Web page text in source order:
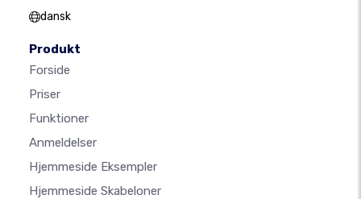
dansk
Produkt
Forside
Priser
Funktioner
Anmeldelser
Hjemmeside Eksempler
Hjemmeside Skabeloner